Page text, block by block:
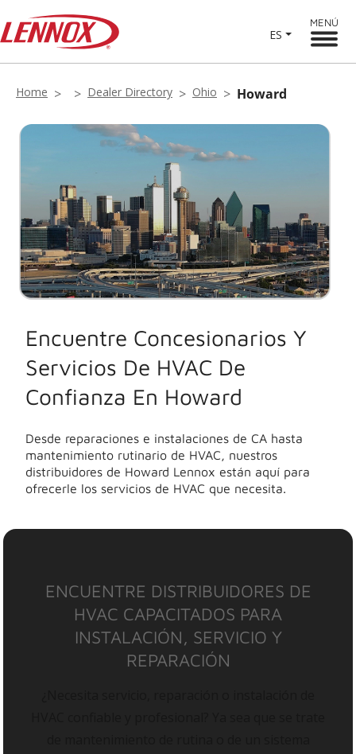
ES
MENÚ
Home Dealer Directory Ohio Howard
Encuentre Concesionarios Y
Servicios De HVAC De
Confianza En Howard
Desde reparaciones e instalaciones de CA hasta
mantenimiento rutinario de HVAC, nuestros
distribuidores de Howard Lennox están aquí para
ofrecerle los servicios de HVAC que necesita.
ENCUENTRE DISTRIBUIDORES DE
HVAC CAPACITADOS PARA
INSTALACIÓN, SERVICIO Y
REPARACIÓN